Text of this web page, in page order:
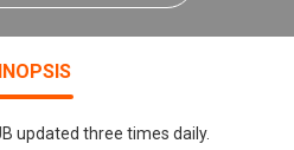
updated three times daily.